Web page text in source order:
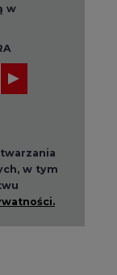
w
w tym